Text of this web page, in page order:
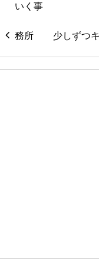
少しずつ